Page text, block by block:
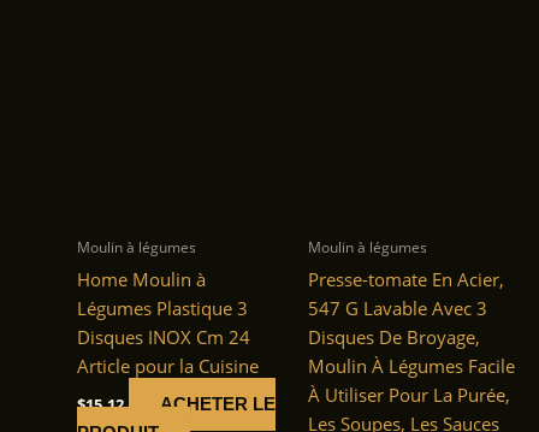
Moulin à légumes
Home Moulin à
Légumes Plastique 3
Disques INOX Cm 24
Article pour la Cuisine
$15.12
ACHETER LE
Moulin à légumes
Presse-tomate En Acier,
547 G Lavable Avec 3
Disques De Broyage,
Moulin À Légumes Facile
À Utiliser Pour La Purée,
Les Soupes, Les Sauces